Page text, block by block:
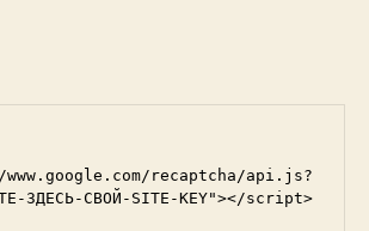
recaptcha/api.js?